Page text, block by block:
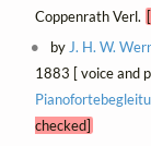
Coppenrath Verl.
by J. H. W.
1883 [ voice and
checked]